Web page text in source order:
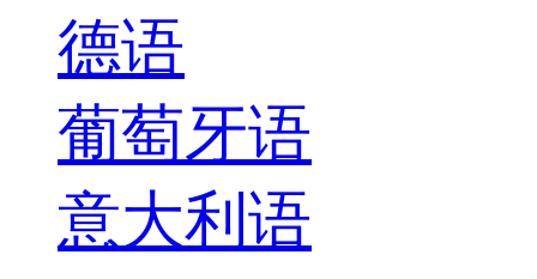
德语
葡萄牙语
意大利语